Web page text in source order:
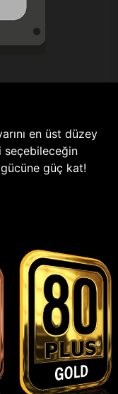
en üst düzey
seçebileceğin
güç kat!